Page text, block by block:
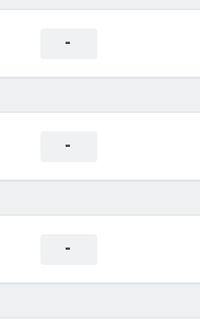
-
-
-